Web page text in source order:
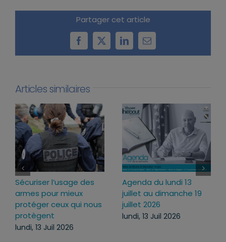
Partager cet article
Facebook
X LinkedInEmail
Articles similaires
Loi d’urgence agricole :
pourquoi j’ai voté pour
ce texte
mercredi, 22 Juil 2026
Projet de loi RIPOST :
des réponses fermes
face aux atteintes à
l’ordre public du